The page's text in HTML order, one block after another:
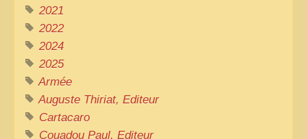
2021
2022
2024
2025
Armée
Auguste Thiriat, Editeur
Cartacaro
Couadou Paul, Editeur